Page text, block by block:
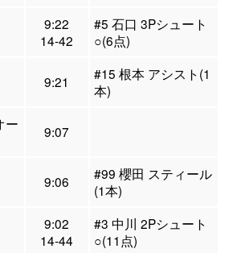
9:22
14-42
#5 石口 3Pシュート
○(6点)
9:21
#15 根本 アシスト(1
本)
ー
9:07
9:06
#99 櫻田 スティール
(1本)
9:02
14-44
#3 中川 2Pシュート
○(11点)